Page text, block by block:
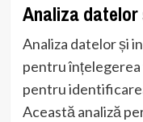
Analiza
Analiza datelor și
pentru
pentru
Această analiză